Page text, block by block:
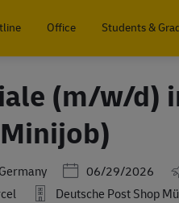
Office Students &
(m/w/d)
Posted Date
06/29/2026
Deutsche Post Shop